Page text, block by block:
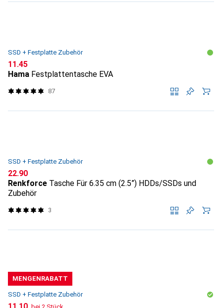
SSD + Festplatte Zubehör
CHF
11.45
Hama Festplattentasche EVA
87
SSD + Festplatte Zubehör
CHF
22.90
Renkforce Tasche Für 6.35 cm (2.5”) HDDs/SSDs und
Zubehör
3
MENGENRABATT
SSD + Festplatte Zubehör